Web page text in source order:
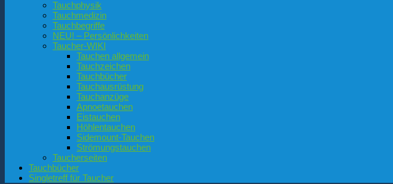
Tauchphysik
Tauchmedizin
Tauchbegriffe
NEU! – Persönlichkeiten
Taucher-WIKI
Tauchen allgemein
Tauchzeichen
Tauchbücher
Tauchausrüstung
Tauchanzüge
Apnoetauchen
Eistauchen
Höhlentauchen
Sidemount-Tauchen
Strömungstauchen
Taucherseiten
Tauchbücher
Singletreff für Taucher